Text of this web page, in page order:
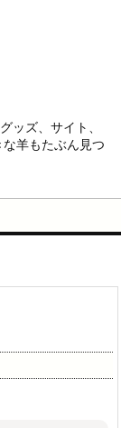
ッズ、サイト、
羊もたぶん見つ